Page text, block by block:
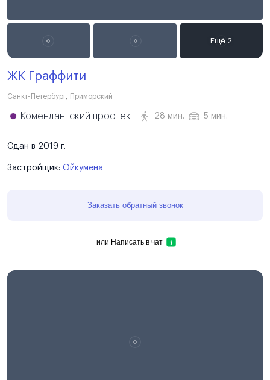
ЖК Граффити
Санкт-Петербург, Приморский
Комендантский проспект 28 мин. 5 мин.
Сдан в 2019 г.
Застройщик: Ойкумена
Заказать обратный звонок
или Написать в чат